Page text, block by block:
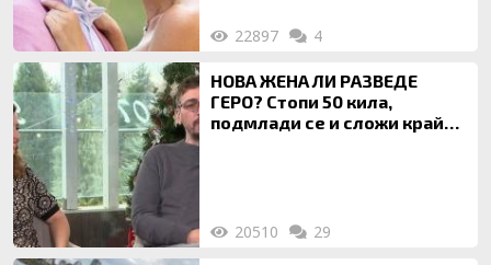
22897 4
НОВА ЖЕНА ЛИ РАЗВЕДЕ
ГЕРО? Стопи 50 кила,
подмлади се и сложи край
20510 29